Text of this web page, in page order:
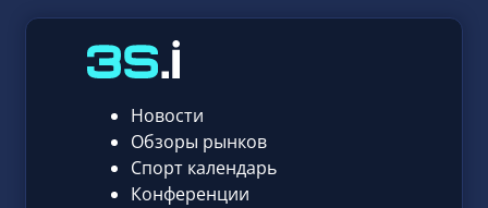
Новости
Обзоры рынков
Спорт календарь
Конференции